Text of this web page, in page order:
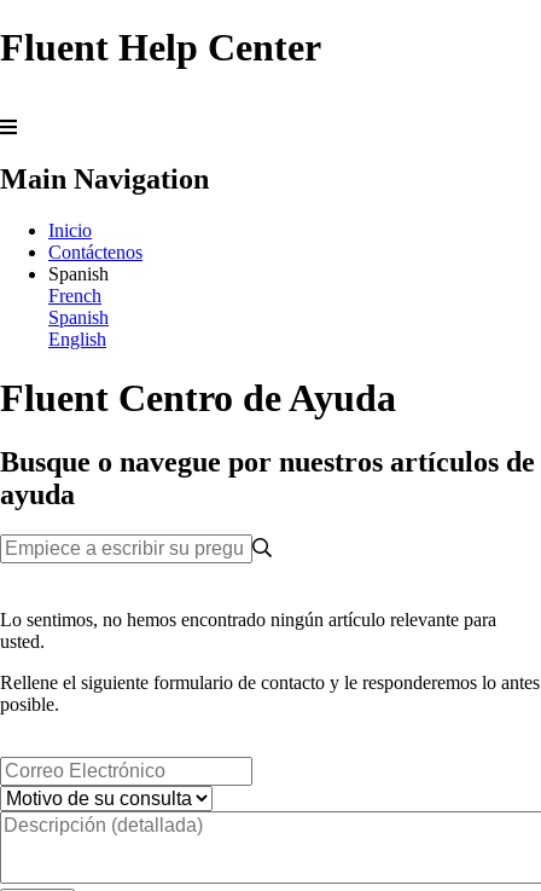
Fluent Help Center
Main Navigation
Inicio
Contáctenos
Spanish
French
Spanish
English
Fluent Centro de Ayuda
Busque o navegue por nuestros artículos de
ayuda
Lo sentimos, no hemos encontrado ningún artículo relevante para
usted.
Rellene el siguiente formulario de contacto y le responderemos lo antes
posible.